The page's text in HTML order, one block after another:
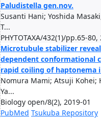
Paludistella gen.nov.
Susanti Hani; Yoshida
T...
PHYTOTAXA/432(1)/pp.65-
Microtubule stabilizer
dependent conformational
rapid coiling of haptonema
Nomura Mami; Atsuji Kohei;
Ya...
Biology open/8(2), 2019-01
PubMed Tsukuba Repository